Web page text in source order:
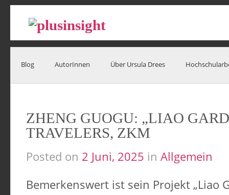
Blog AutorInnen Über Ursula Drees
ZHENG GUOGU: „LIAO
TRAVELERS, ZKM
Posted on 2 Juni, 2025 in Allgemein
Bemerkenswert ist sein Projekt „Liao